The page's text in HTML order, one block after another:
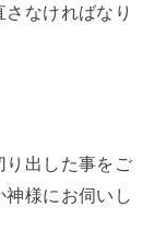
さなければなり
り出した事をご
様にお伺いし